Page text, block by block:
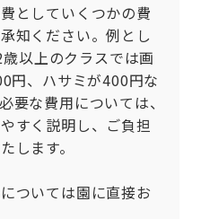
としていくつかの費
知ください。例とし
以上のクラスでは画
円、ハサミが400円な
要な費用については、
すく説明し、ご負担
します。
ついては園に直接お